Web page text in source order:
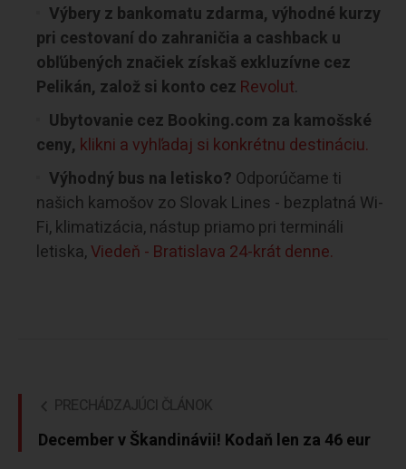
Výbery z bankomatu zdarma, výhodné kurzy
pri cestovaní do zahraničia a cashback u
obľúbených značiek získaš exkluzívne cez
Pelikán, založ si konto cez Revolut.
Ubytovanie cez Booking.com za kamošské
ceny, klikni a vyhľadaj si konkrétnu destináciu.
Výhodný bus na letisko? Odporúčame ti
našich kamošov zo Slovak Lines - bezplatná Wi-
Fi, klimatizácia, nástup priamo pri termináli
letiska,Viedeň - Bratislava 24-krát denne.
PRECHÁDZAJÚCI ČLÁNOK
December v Škandinávii! Kodaň len za 46 eur